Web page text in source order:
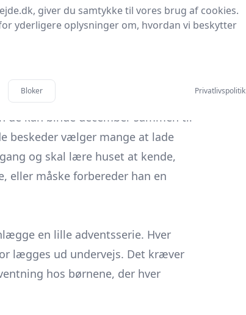
om at passe på ressourcer, uden at
stofrester i hjemmet, bliver
de kan binde december sammen til
beskeder vælger mange at lade
og skal lære huset at kende,
eller måske forbereder han en
en lille adventsserie. Hver
lægges ud undervejs. Det kræver
hos børnene, der hver
giver du samtykke til vores brug af cookies.
yderligere oplysninger om, hvordan vi beskytter
Bloker Privatlivspolitik